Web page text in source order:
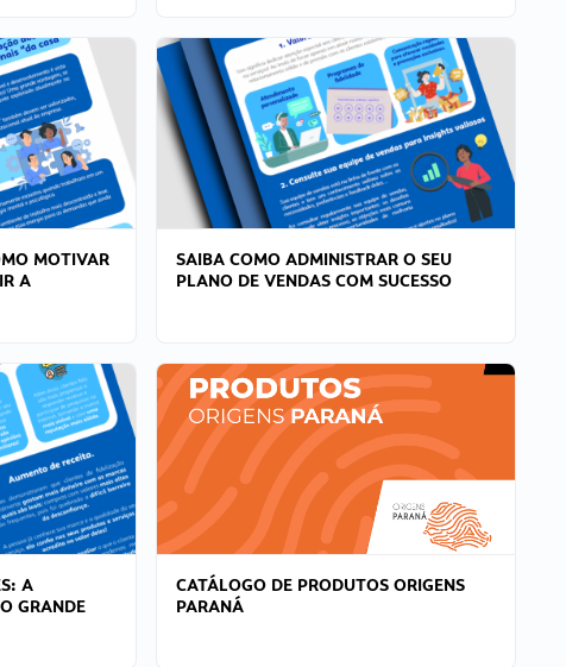
MOTIVAR
A
SAIBA COMO ADMINISTRAR O SEU
PLANO DE VENDAS COM SUCESSO
A
GRANDE
CATÁLOGO DE PRODUTOS ORIGENS
PARANÁ